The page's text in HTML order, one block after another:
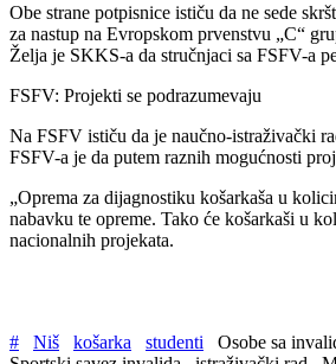
Obe strane potpisnice ističu da ne sede
za nastup na Evropskom prvenstvu „C“
Želja je SKKS-a da stručnjaci sa FSFV-a
FSFV: Projekti se podrazumevaju
Na FSFV ističu da je naučno-istraživački
FSFV-a je da putem raznih mogućnosti
„Oprema za dijagnostiku košarkaša u
nabavku te opreme. Tako će košarkaši u
nacionalnih projekata.
# Niš košarka studenti Osobe sa